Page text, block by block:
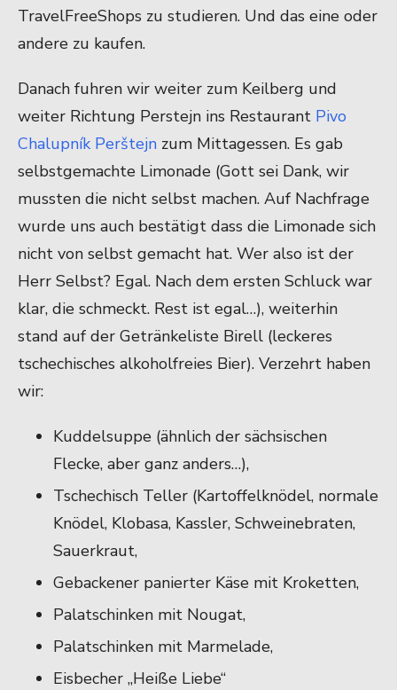
TravelFreeShops zu studieren. Und das eine oder
andere zu kaufen.
Danach fuhren wir weiter zum Keilberg und
weiter Richtung Perstejn ins Restaurant Pivo
Chalupník Perštejn zum Mittagessen. Es gab
selbstgemachte Limonade (Gott sei Dank, wir
mussten die nicht selbst machen. Auf Nachfrage
wurde uns auch bestätigt dass die Limonade sich
nicht von selbst gemacht hat. Wer also ist der
Herr Selbst? Egal. Nach dem ersten Schluck war
klar, die schmeckt. Rest ist egal…), weiterhin
stand auf der Getränkeliste Birell (leckeres
tschechisches alkoholfreies Bier). Verzehrt haben
wir:
Kuddelsuppe (ähnlich der sächsischen
Flecke, aber ganz anders…),
Tschechisch Teller (Kartoffelknödel, normale
Knödel, Klobasa, Kassler, Schweinebraten,
Sauerkraut,
Gebackener panierter Käse mit Kroketten,
Palatschinken mit Nougat,
Palatschinken mit Marmelade,
Eisbecher „Heiße Liebe“